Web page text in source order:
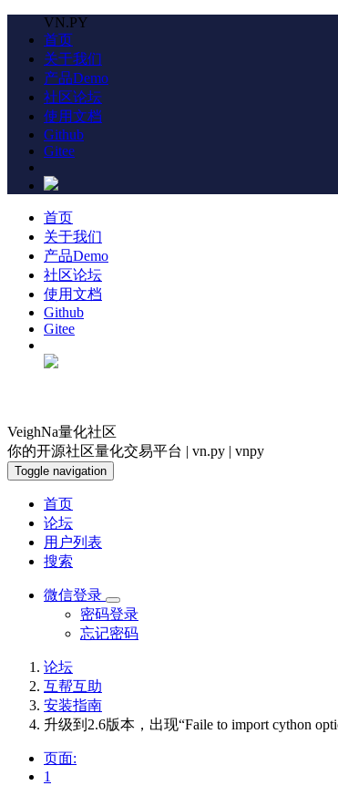
VN.PY
首页
关于我们
产品Demo
社区论坛
使用文档
Github
Gitee
首页
关于我们
产品Demo
社区论坛
使用文档
Github
Gitee
VeighNa量化社区
你的开源社区量化交易平台 | vn.py | vnpy
Toggle navigation
首页
论坛
用户列表
搜索
微信登录
密码登录
忘记密码
论坛
互帮互助
安装指南
升级到2.6版本，出现“Faile to import cython
页面:
1